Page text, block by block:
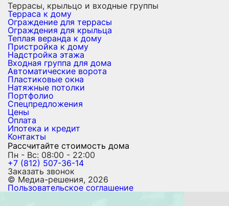
Террасы, крыльцо и входные группы
Терраса к дому
Ограждение для террасы
Ограждения для крыльца
Теплая веранда к дому
Пристройка к дому
Надстройка этажа
Входная группа для дома
Автоматические ворота
Пластиковые окна
Натяжные потолки
Портфолио
Спецпредложения
Цены
Оплата
Ипотека и кредит
Контакты
Рассчитайте стоимость дома
Пн - Вс: 08:00 - 22:00
+7 (812) 507-36-14
Заказать звонок
© Медиа-решения, 2026
Пользовательское соглашение